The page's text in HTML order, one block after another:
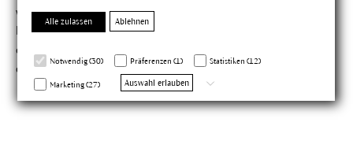
Alle zulassen Ablehnen
Notwendig (30) Präferenzen (1) Statistiken (12)
Marketing (27) Auswahl erlauben
wirksam unterstützen und den quälenden Juckreiz schnell
lindern. Indem du ein Streichel-Ritual oder ein kleines Spiel aus
dem Auftragen der Neurodermitis-Creme machst, kannst du
deinem Kind gleich zweifach etwas Gutes tun.